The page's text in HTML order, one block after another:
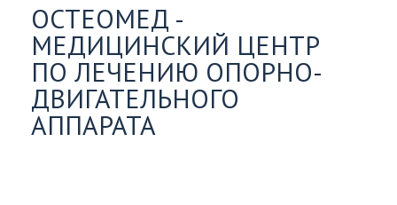
ОСТЕОМЕД -
МЕДИЦИНСКИЙ ЦЕНТР
ПО ЛЕЧЕНИЮ ОПОРНО-
ДВИГАТЕЛЬНОГО
АППАРАТА